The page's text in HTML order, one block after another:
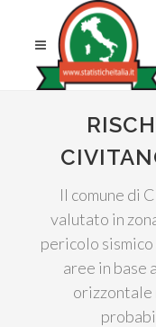
Il comune di
valutato in
pericolo
aree in base
orizzontale